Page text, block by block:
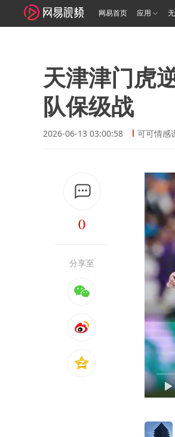
网易首页 应用
天津津门虎
队保级战
2026-06-13 03:00:58 可可情感
0
分享至